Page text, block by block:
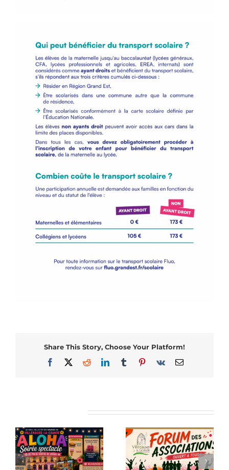
Share This Story, Choose Your Platform!
Facebook
X RedditLinkedInTumblrPinterest
Vk Email